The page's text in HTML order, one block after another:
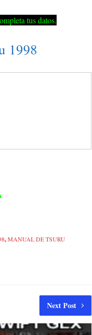
tus datos.
1998
,MANUAL DE TSURU
Next Post